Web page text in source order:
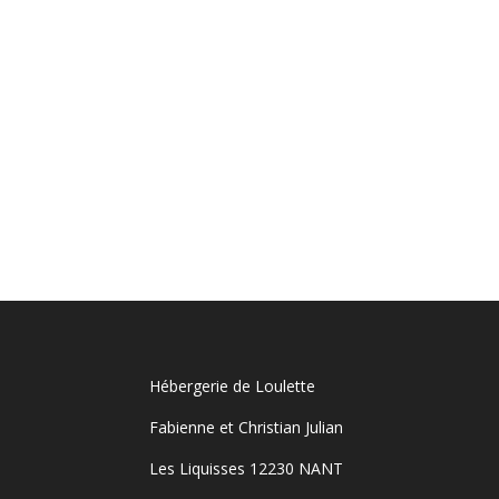
Hébergerie de Loulette
Fabienne et Christian Julian
Les Liquisses 12230 NANT